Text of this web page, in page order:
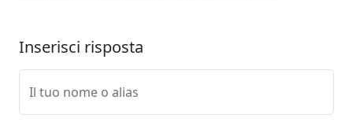
Inserisci risposta
Il tuo nome o alias